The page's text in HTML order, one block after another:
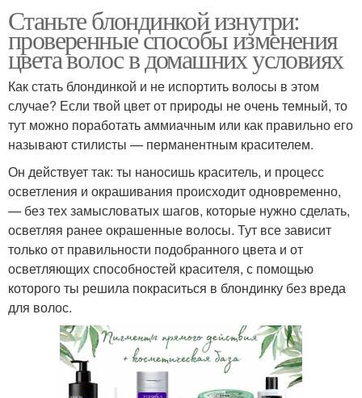
Станьте блондинкой изнутри:
проверенные способы изменения
цвета волос в домашних условиях
Как стать блондинкой и не испортить волосы в этом
случае? Если твой цвет от природы не очень темный, то
тут можно поработать аммиачным или как правильно его
называют стилисты — перманентным красителем.
Он действует так: ты наносишь краситель, и процесс
осветления и окрашивания происходит одновременно,
— без тех замысловатых шагов, которые нужно сделать,
осветляя ранее окрашенные волосы. Тут все зависит
только от правильности подобранного цвета и от
осветляющих способностей красителя, с помощью
которого ты решила покраситься в блондинку без вреда
для волос.